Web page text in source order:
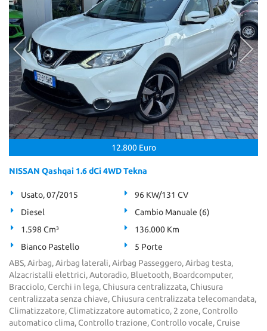
12.800 Euro
NISSAN Qashqai 1.6 dCi 4WD Tekna
Usato, 07/2015
96 KW/131 CV
Diesel
Cambio Manuale (6)
1.598 Cm³
136.000 Km
Bianco Pastello
5 Porte
ABS, Airbag, Airbag laterali, Airbag Passeggero, Airbag testa,
Alzacristalli elettrici, Autoradio, Bluetooth, Boardcomputer,
Bracciolo, Cerchi in lega, Chiusura centralizzata, Chiusura
centralizzata senza chiave, Chiusura centralizzata telecomandata,
Climatizzatore, Climatizzatore automatico, 2 zone, Controllo
automatico clima, Controllo trazione, Controllo vocale, Cruise